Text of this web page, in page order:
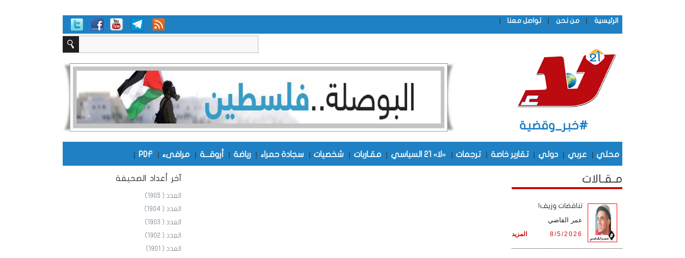
الرئيسية | من نحن | تواصل معنا |
#خبر_وقضية
محلي | عربي | دولي | تقارير خاصة | ترجمات | «لا» 21 السياسي | مقـاربات | شخصيات | سجادة حمراء | رياضة | أروقـــة | مرافىء |
PDF
|
آخر أعداد الصحيفة
العدد ( 1905)
العدد ( 1904)
العدد ( 1903)
العدد ( 1902)
العدد ( 1901)
مـقـالات
تناقضات وزيف!
عمر القاضي
المزيد 8/5/2026